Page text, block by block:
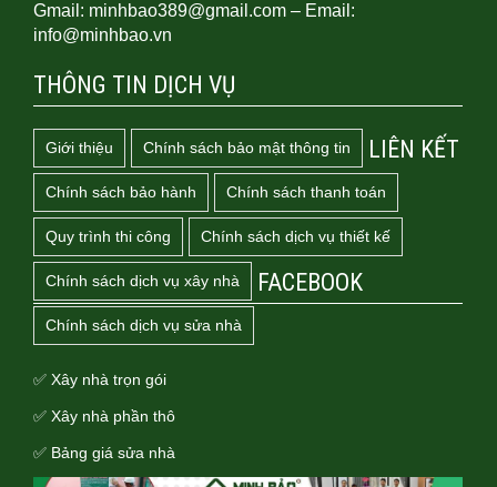
Gmail: minhbao389@gmail.com – Email:
info@minhbao.vn
THÔNG TIN DỊCH VỤ
Giới thiệu Chính sách bảo mật thông tin
Chính sách bảo hành Chính sách thanh toán
Quy trình thi công Chính sách dịch vụ thiết kế
Chính sách dịch vụ xây nhà
Chính sách dịch vụ sửa nhà
✅ Xây nhà trọn gói
✅ Xây nhà phần thô
✅ Bảng giá sửa nhà
LIÊN KẾT
FACEBOOK